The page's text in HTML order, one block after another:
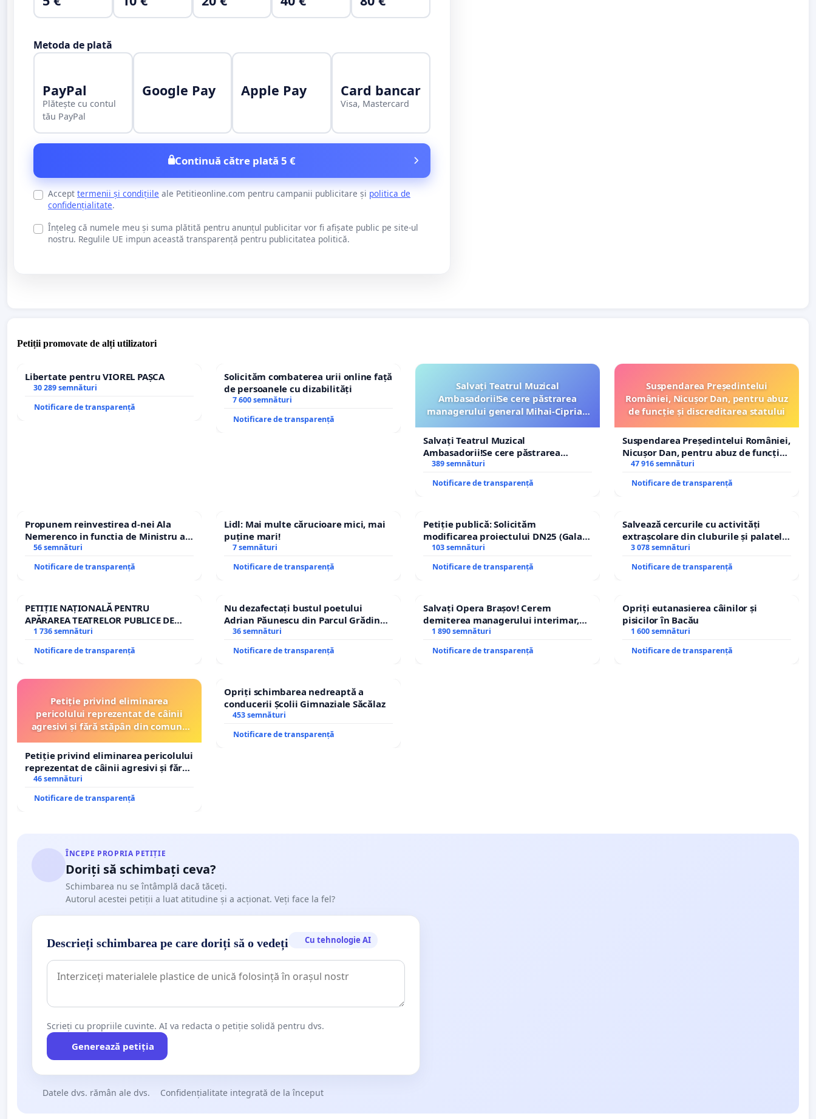
Metoda de plată
PayPal
Plătește cu contul
tău PayPal
Google Pay Apple Pay Card bancar
Visa, Mastercard
Continuă către plată 5 €
Accept termenii și condițiile ale Petitieonline.com pentru campanii publicitare și politica de
confidențialitate.
Înțeleg că numele meu și suma plătită pentru anunțul publicitar vor fi afișate public pe site-ul
nostru. Regulile UE impun această transparență pentru publicitatea politică.
Petiții promovate de alți utilizatori
Libertate pentru VIOREL PAȘCA
30 289 semnături
Notificare de transparență
Solicităm combaterea urii online față
de persoanele cu dizabilități
7 600 semnături
Notificare de transparență
Salvați Teatrul Muzical
Ambasadorii!Se cere păstrarea
managerului general Mihai-Ciprian
Salvați Teatrul Muzical
Ambasadorii!Se cere păstrarea
managerului general Mihai-Ciprian
389 semnături
Notificare de transparență
Suspendarea Președintelui
României, Nicușor Dan, pentru abuz
de funcție și discreditarea statului
Suspendarea Președintelui României,
Nicușor Dan, pentru abuz de funcție
și discreditarea statului
47 916 semnături
Notificare de transparență
Propunem reinvestirea d-nei Ala
Nemerenco in functia de Ministru al
Sanatatii
56 semnături
Notificare de transparență
Lidl: Mai multe cărucioare mici, mai
puține mari!
7 semnături
Notificare de transparență
Petiție publică: Solicităm
modificarea proiectului DN25 (Galați
– Hanu Conachi) prin devierea
103 semnături
Notificare de transparență
Salvează cercurile cu activități
extrașcolare din cluburile și palatele
copiilor
3 078 semnături
Notificare de transparență
PETIȚIE NAȚIONALĂ PENTRU
APĂRAREA TEATRELOR PUBLICE DE
REPERTORIU DIN ROMÂNIA
1 736 semnături
Notificare de transparență
Nu dezafectați bustul poetului
Adrian Păunescu din Parcul Grădina
Icoanei! Stop cenzurii culturale!
36 semnături
Notificare de transparență
Salvați Opera Brașov! Cerem
demiterea managerului interimar,
Petrean Lucian-Marius!
1 890 semnături
Notificare de transparență
Opriți eutanasierea câinilor și
pisicilor în Bacău
1 600 semnături
Notificare de transparență
Petiție privind eliminarea
pericolului reprezentat de câinii
agresivi și fără stăpân din comuna
Petiție privind eliminarea pericolului
reprezentat de câinii agresivi și fără
stăpân din comuna Tunari
46 semnături
Notificare de transparență
Opriți schimbarea nedreaptă a
conducerii Școlii Gimnaziale Săcălaz
453 semnături
Notificare de transparență
ÎNCEPE PROPRIA PETIȚIE
Doriți să schimbați ceva?
Schimbarea nu se întâmplă dacă tăceți.
Autorul acestei petiții a luat atitudine și a acționat. Veți face la fel?
Descrieți schimbarea pe care doriți să o vedeți Cu tehnologie AI
Scrieți cu propriile cuvinte. AI va redacta o petiție solidă pentru dvs.
Generează petiția
Datele dvs. rămân ale dvs. Confidențialitate integrată de la început